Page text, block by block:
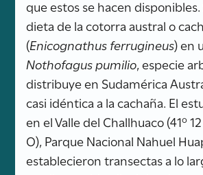
que estos se hacen
dieta de la cotorra austral o
(Enicognathus ferrugineus) en
Nothofagus pumilio, especie
distribuye en Sudamérica
casi idéntica a la cachaña. El
en el Valle del Challhuaco (41º
O), Parque Nacional Nahuel
establecieron transectas a lo